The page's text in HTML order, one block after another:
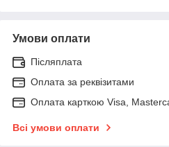
Умови оплати
Післяплата
Оплата за реквізитами
Оплата карткою Visa,
Всі умови оплати